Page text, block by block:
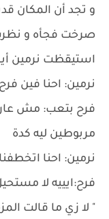
و تجد أن المكان
صرخت فجأه و نظرت
استيقظت نرمين
نرمين: احنا فين
فرح بتعب: مش
مربوطين ليه كدة
نرمين: احنا
فرح:ايييه لا
" لا زي ما قالت